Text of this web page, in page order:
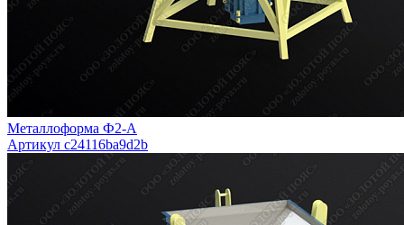
Металлоформа Ф2-А
Артикул c24116ba9d2b